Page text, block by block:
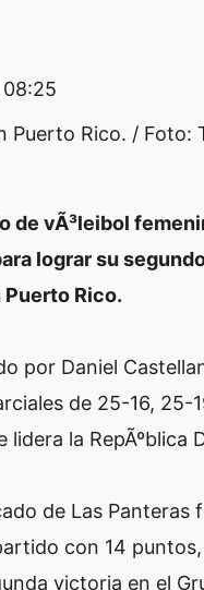
Puerto Rico. / Foto:
de vÃ³leibol
lograr su
Puerto Rico.
por Daniel
de 25-16, 25-
lidera la RepÃºblica
de Las
con 14
victoria en el